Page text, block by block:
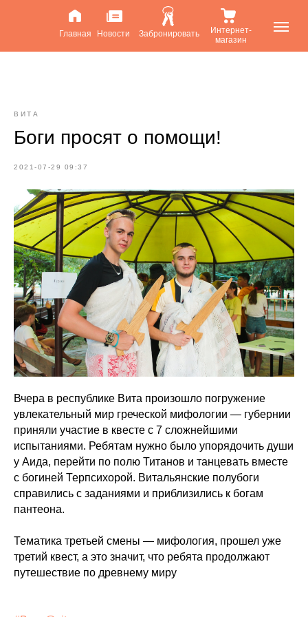
Главная Новости Забронировать
Интернет-
магазин
ВИТА
Боги просят о помощи!
2021-07-29 09:37
Вчера в республике Вита произошло погружение
увлекательный мир греческой мифологии — губернии
приняли участие в квесте с 7 сложнейшими
испытаниями. Ребятам нужно было упорядочить души
у Аида, перейти по полю Титанов и танцевать вместе
с богиней Терпсихорой. Витальянские полубоги
справились с заданиями и приблизились к богам
пантеона.
Тематика третьей смены — мифология, прошел уже
третий квест, а это значит, что ребята продолжают
путешествие по древнему миру